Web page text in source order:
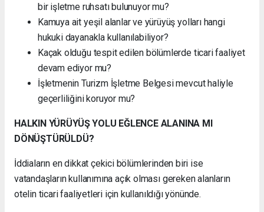
bir işletme ruhsatı bulunuyor mu?
Kamuya ait yeşil alanlar ve yürüyüş yolları hangi
hukuki dayanakla kullanılabiliyor?
Kaçak olduğu tespit edilen bölümlerde ticari faaliyet
devam ediyor mu?
İşletmenin Turizm İşletme Belgesi mevcut haliyle
geçerliliğini koruyor mu?
HALKIN YÜRÜYÜŞ YOLU EĞLENCE ALANINA MI
DÖNÜŞTÜRÜLDÜ?
İddiaların en dikkat çekici bölümlerinden biri ise
vatandaşların kullanımına açık olması gereken alanların
otelin ticari faaliyetleri için kullanıldığı yönünde.